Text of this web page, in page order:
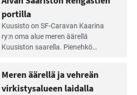
tarjoaa ympäris­töineen kauniit
maisemat ja loistavat virkistäytymis­
mahdollisuudet.
portilla
Kuusisto on SF-Caravan Kaarina
ry:n oma alue meren äärellä
Kuusiston saarella. Pie­nehkö
Meren äärellä ja vehreän
virkistysalueen laidalla